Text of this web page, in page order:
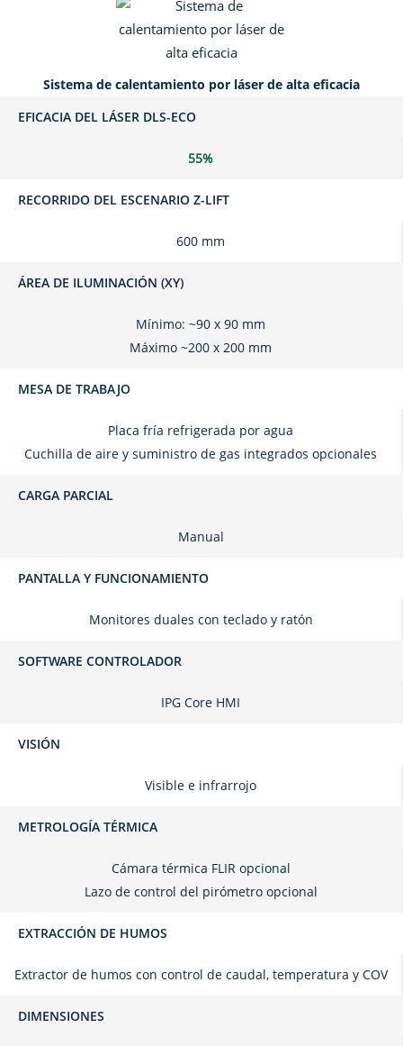
Sistema de calentamiento por láser de alta eficacia
EFICACIA DEL LÁSER DLS-ECO
55%
RECORRIDO DEL ESCENARIO Z-LIFT
600 mm
ÁREA DE ILUMINACIÓN (XY)
Mínimo: ~90 x 90 mm
Máximo ~200 x 200 mm
MESA DE TRABAJO
Placa fría refrigerada por agua
Cuchilla de aire y suministro de gas integrados opcionales
CARGA PARCIAL
Manual
PANTALLA Y FUNCIONAMIENTO
Monitores duales con teclado y ratón
SOFTWARE CONTROLADOR
IPG Core HMI
VISIÓN
Visible e infrarrojo
METROLOGÍA TÉRMICA
Cámara térmica FLIR opcional
Lazo de control del pirómetro opcional
EXTRACCIÓN DE HUMOS
Extractor de humos con control de caudal, temperatura y COV
DIMENSIONES